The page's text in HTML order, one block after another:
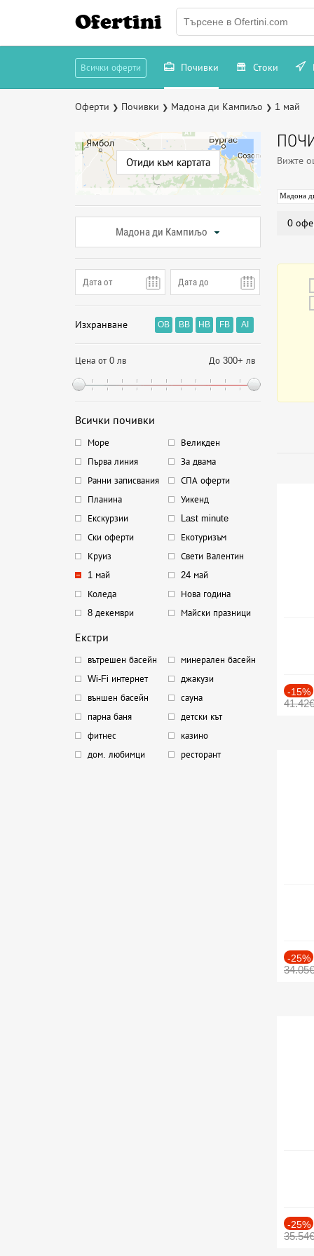
Ofertini
Всички оферти Почивки Стоки
Оферти ❯ Почивки ❯ Мадона ди Кампиљо ❯ 1 май
Отиди към картата
Мадона ди Кампиљо
Изхранване OB BB HB FB AI
Цена от 0 лв До 300+ лв
Всички почивки
Море
Великден
Първа линия
За двама
Ранни записвания
СПА оферти
Планина
Уикенд
Екскурзии
Last minute
Ски оферти
Екотуризъм
Круиз
Свети Валентин
1 май
24 май
Коледа
Нова година
8 декември
Майски празници
Екстри
вътрешен басейн
минерален басейн
Wi-Fi интернет
джакузи
външен басейн
сауна
парна баня
детски кът
фитнес
казино
дом. любимци
ресторант
Вижте
Мадона
0
-15%
41.42€
-25%
34.05€
-25%
35.54€